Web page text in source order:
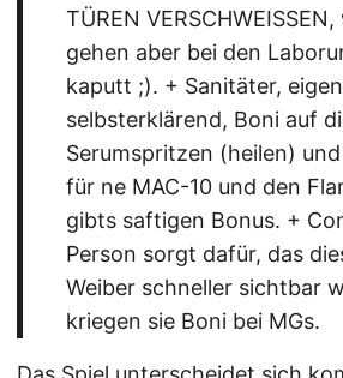
TÜREN
gehen aber bei den
kaputt ;). + Sanitäter,
selbsterklärend, Boni auf
Serumspritzen (heilen)
für ne MAC-10 und den
gibts saftigen Bonus. +
Person sorgt dafür, das
Weiber schneller sichtbar
kriegen sie Boni bei MGs.